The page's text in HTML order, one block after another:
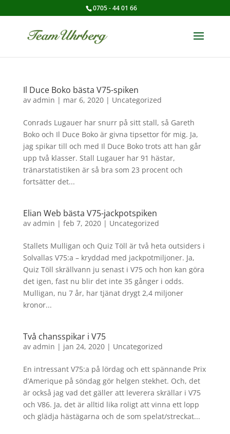
0705 - 44 01 66
Il Duce Boko bästa V75-spiken
av admin | mar 6, 2020| Uncategorized
Conrads Lugauer har snurr på sitt stall, så Gareth
Boko och Il Duce Boko är givna tipsettor för mig. Ja,
jag spikar till och med Il Duce Boko trots att han går
upp två klasser. Stall Lugauer har 91 hästar,
tränarstatistiken är så bra som 23 procent och
fortsätter det...
Elian Web bästa V75-jackpotspiken
av admin | feb 7, 2020| Uncategorized
Stallets Mulligan och Quiz Töll är två heta outsiders i
Solvallas V75:a – kryddad med jackpotmiljoner. Ja,
Quiz Töll skrällvann ju senast i V75 och hon kan göra
det igen, fast nu blir det inte 35 gånger i odds.
Mulligan, nu 7 år, har tjänat drygt 2,4 miljoner
kronor...
Två chansspikar i V75
av admin | jan 24, 2020| Uncategorized
En intressant V75:a på lördag och ett spännande Prix
d’Amerique på söndag gör helgen stekhet. Och, det
är också jag vad det gäller att leverera skrällar i V75
och V86. Ja, det är alltid lika roligt att vinna ett lopp
och glädja hästägarna och de som spelat/streckat...